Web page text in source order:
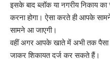
इसके बाद ब्लॉक या नगरीय निकाय
करना होगा। ऐसा करते ही आपके
सामने आ जाएगी।
वहीं अगर आपके खाते में अभी तक पैसा
जाकर शिकायत दर्ज कर सकते हैं।